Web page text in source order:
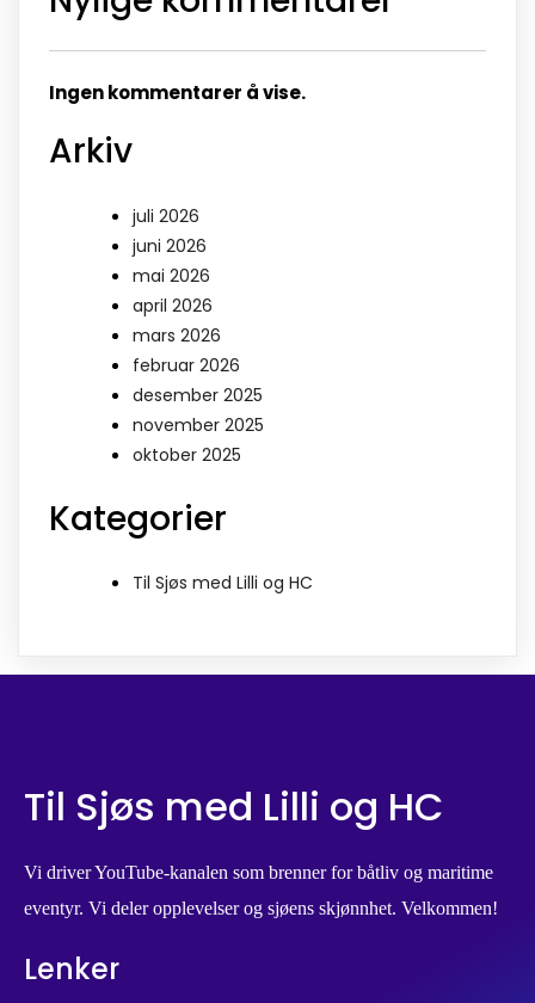
Ingen kommentarer å vise.
Arkiv
juli 2026
juni 2026
mai 2026
april 2026
mars 2026
februar 2026
desember 2025
november 2025
oktober 2025
Kategorier
Til Sjøs med Lilli og HC
Til Sjøs med Lilli og HC
Vi driver YouTube-kanalen som brenner for båtliv og maritime
eventyr. Vi deler opplevelser og sjøens skjønnhet. Velkommen!
Lenker